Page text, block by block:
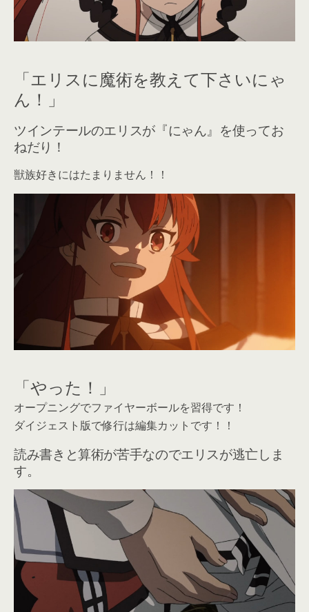
「エリスに魔術を教えて下さいにゃ
ん！」
ツインテールのエリスが『にゃん』を使ってお
ねだり！
獣族好きにはたまりません！！
「やった！」
オープニングでファイヤーボールを習得です！
ダイジェスト版で修行は編集カットです！！
読み書きと算術が苦手なのでエリスが逃亡しま
す。